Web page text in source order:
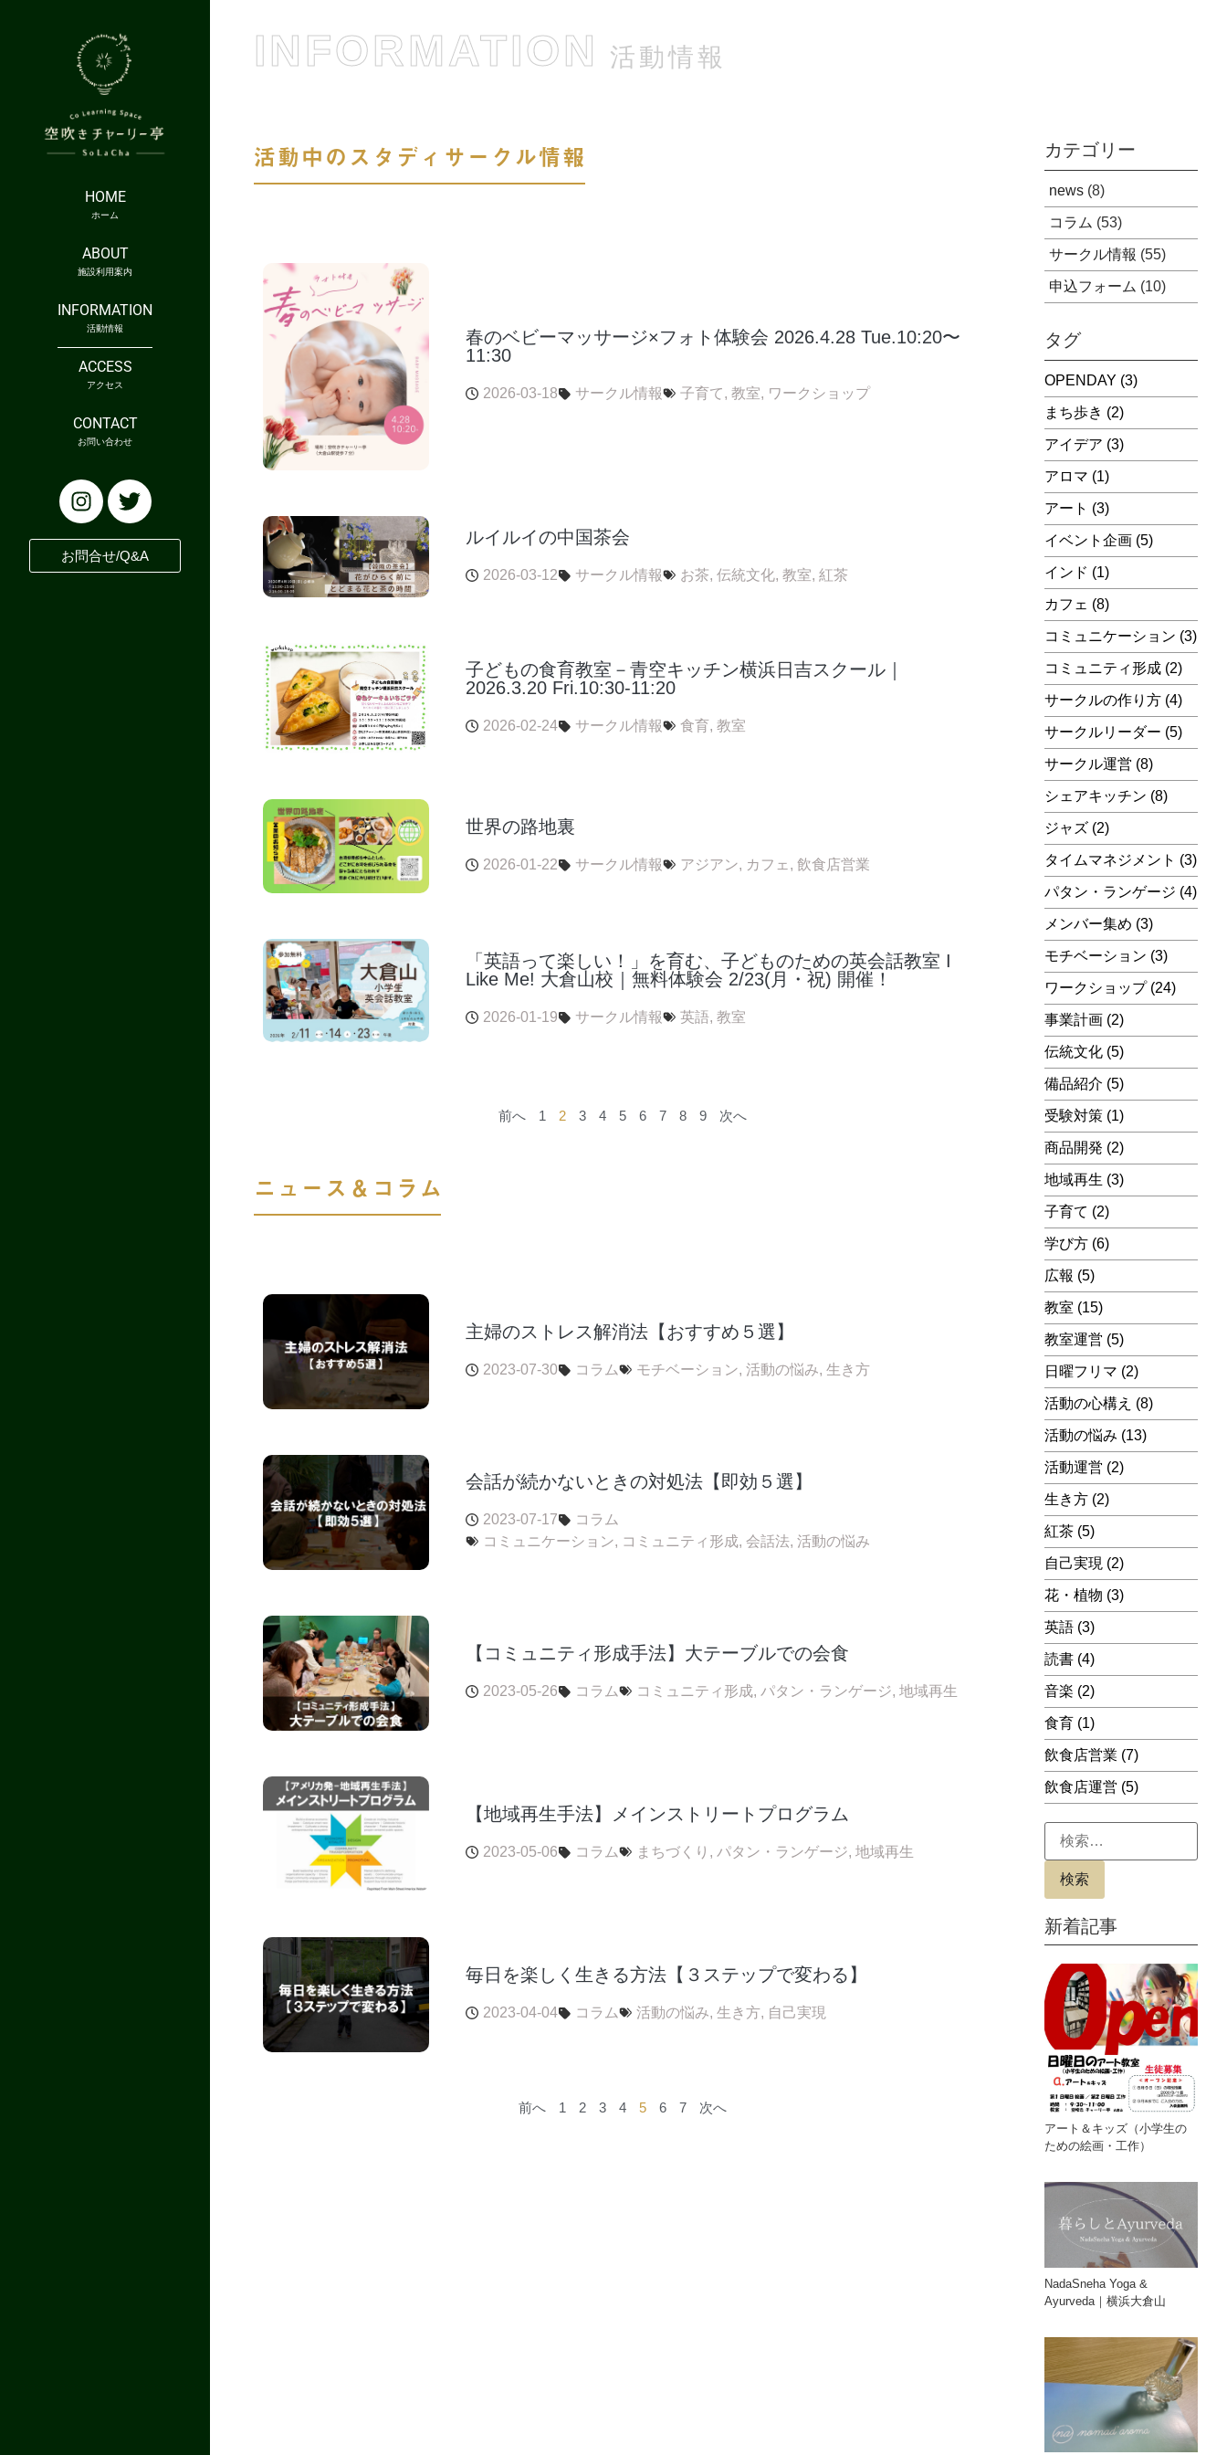
HOME
ホーム
ABOUT
施設利用案内
INFORMATION
活動情報
ACCESS
アクセス
CONTACT
お問い合わせ
お問合せ/Q&A
INFORMATION 活動情報
活動中のスタディサークル情報
春のベビーマッサージ×フォト体験会 2026.4.28 Tue.10:20〜
11:30
2026-03-18 サークル情報 子育て,教室, ワークショップ
ルイルイの中国茶会
2026-03-12 サークル情報 お茶,伝統文化,教室,紅茶
子どもの食育教室－青空キッチン横浜日吉スクール｜
2026.3.20 Fri.10:30-11:20
2026-02-24 サークル情報 食育,教室
世界の路地裏
2026-01-22 サークル情報 アジアン, カフェ ,飲食店営業
「英語って楽しい！」を育む、子どものための英会話教室 I
Like Me! 大倉山校｜無料体験会 2/23(月・祝) 開催！
2026-01-19 サークル情報 英語,教室
前へ 1 2 3 4 5 6 7 8 9 次へ
ニュース＆コラム
主婦のストレス解消法【おすすめ５選】
2023-07-30 コラム モチベーション,活動の悩み,生き方
会話が続かないときの対処法【即効５選】
2023-07-17
コラム
コミュニケーション, コミュニティ形成,会話法,活動の悩み
【コミュニティ形成手法】大テーブルでの会食
2023-05-26 コラム コミュニティ形成, パタン・ランゲージ,地域再生
【地域再生手法】メインストリートプログラム
2023-05-06 コラム まちづくり , パタン・ランゲージ,地域再生
毎日を楽しく生きる方法【３ステップで変わる】
2023-04-04 コラム 活動の悩み,生き方, 自己実現
前へ 1 2 3 4 5 6 7 次へ
カテゴリー
news(8)
コラム (53)
サークル情報 (55)
申込フォーム (10)
タグ
OPENDAY (3)
まち歩き (2)
アイデア (3)
アロマ (1)
アート (3)
イベント企画(5)
インド (1)
カフェ (8)
コミュニケーション (3)
コミュニティ形成(2)
サークルの作り方(4)
サークルリーダー (5)
サークル運営 (8)
シェアキッチン (8)
ジャズ(2)
タイムマネジメント (3)
パタン・ランゲージ (4)
メンバー集め (3)
モチベーション (3)
ワークショップ(24)
事業計画(2)
伝統文化(5)
備品紹介 (5)
受験対策(1)
商品開発 (2)
地域再生 (3)
子育て (2)
学び方(6)
広報 (5)
教室 (15)
教室運営 (5)
日曜フリマ (2)
活動の心構え (8)
活動の悩み (13)
活動運営 (2)
生き方(2)
紅茶(5)
自己実現 (2)
花・植物 (3)
英語(3)
読書(4)
音楽 (2)
食育(1)
飲食店営業 (7)
飲食店運営 (5)
新着記事
アート＆キッズ（小学生の
ための絵画・工作）
NadaSneha Yoga &
Ayurveda｜横浜大倉山